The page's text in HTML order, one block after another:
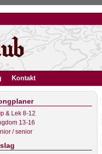
Kontakt
& Lek 8-12
13-16
/ senior